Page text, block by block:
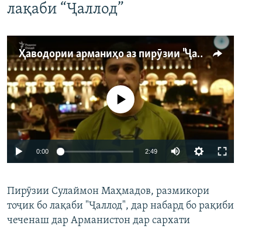
лақаби “Ҷаллод”
Ҳаводории арманиҳо аз пирӯзии "Ҷаллод"-и тоҷик
Auto 240p 360p 480p
Феълан кор намекунад
0:00 2:49
360p
480p
Пирӯзии Сулаймон Маҳмадов, размикори
тоҷик бо лақаби "Ҷаллод", дар набард бо рақиби
чеченаш дар Арманистон дар сархати